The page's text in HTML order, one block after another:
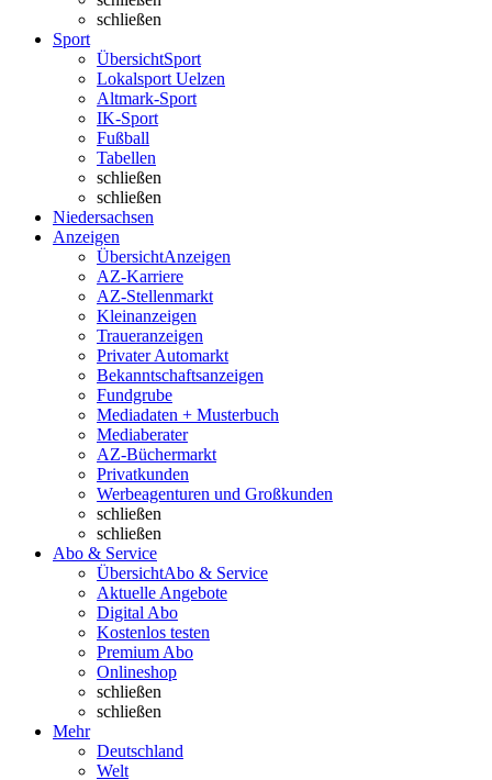
schließen
Sport
ÜbersichtSport
Lokalsport Uelzen
Altmark-Sport
IK-Sport
Fußball
Tabellen
schließen
schließen
Niedersachsen
Anzeigen
ÜbersichtAnzeigen
AZ-Karriere
AZ-Stellenmarkt
Kleinanzeigen
Traueranzeigen
Privater Automarkt
Bekanntschaftsanzeigen
Fundgrube
Mediadaten + Musterbuch
Mediaberater
AZ-Büchermarkt
Privatkunden
Werbeagenturen und Großkunden
schließen
schließen
Abo & Service
ÜbersichtAbo & Service
Aktuelle Angebote
Digital Abo
Kostenlos testen
Premium Abo
Onlineshop
schließen
schließen
Mehr
Deutschland
Welt